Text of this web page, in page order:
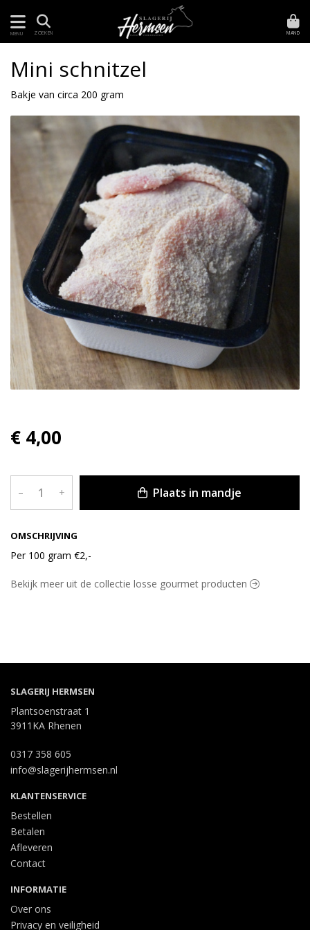
MENU ZOEKEN MAND
OMSCHRIJVING
Per 100 gram €2,-
Mini schnitzel
Bakje van circa 200 gram
€ 4,00
– + Plaats in mandje
Bekijk meer uit de collectie losse gourmet producten
SLAGERIJ HERMSEN
Plantsoenstraat 1
3911KA Rhenen
0317 358 605
info@slagerijhermsen.nl
KLANTENSERVICE
Bestellen
Betalen
Afleveren
Contact
INFORMATIE
Over ons
Privacy en veiligheid